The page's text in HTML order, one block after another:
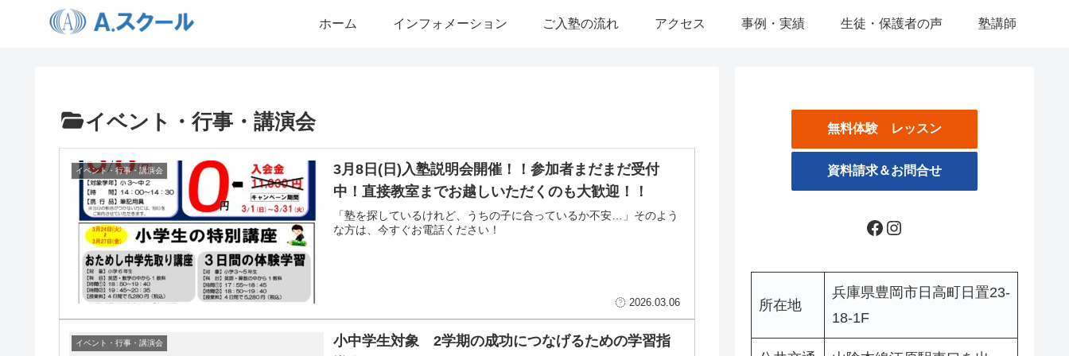
ホーム インフォメーション ご入塾の流れ アクセス 事例・実績 生徒・保護者の声 塾講師
イベント・行事・講演会
イベント・行事・講演会
3月8日(日)入塾説明会開催！！参加者まだまだ受付
中！直接教室までお越しいただくのも大歓迎！！
「塾を探しているけれど、うちの子に合っているか不安…」そのよう
な方は、今すぐお電話ください！
2026.03.06
イベント・行事・講演会
小中学生対象 2学期の成功につなげるための学習指
無料体験 レッスン
資料請求＆お問合せ
Facebook
Instagram
所在地
兵庫県豊岡市日高町日置23-
18-1F